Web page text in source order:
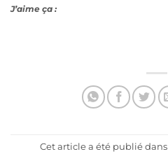
J’aime ça :
Cet article a été publié dans